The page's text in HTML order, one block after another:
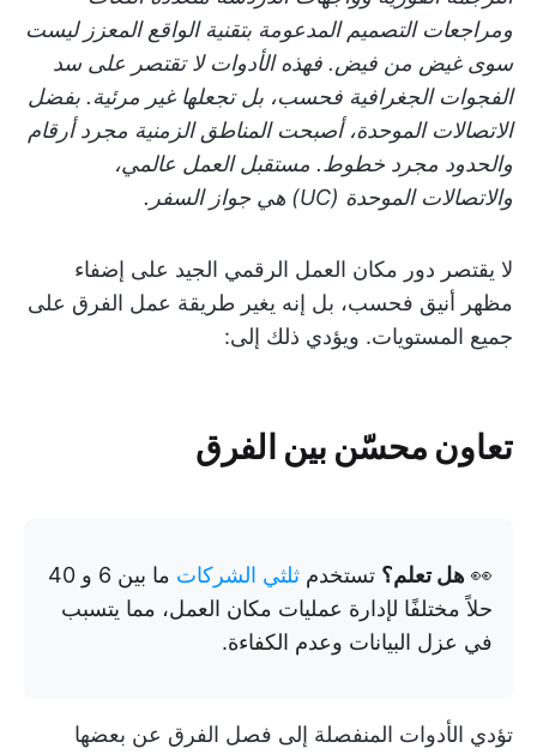
ومراجعات التصميم المدعومة بتقنية الواقع المعزز ليست
سوى غيض من فيض. فهذه الأدوات لا تقتصر على سد
الفجوات الجغرافية فحسب، بل تجعلها غير مرئية. بفضل
الاتصالات الموحدة، أصبحت المناطق الزمنية مجرد أرقام
والحدود مجرد خطوط. مستقبل العمل عالمي،
والاتصالات الموحدة (UC) هي جواز السفر.
لا يقتصر دور مكان العمل الرقمي الجيد على إضفاء
مظهر أنيق فحسب، بل إنه يغير طريقة عمل الفرق على
جميع المستويات. ويؤدي ذلك إلى:
تعاون محسّن بين الفرق
👀 هل تعلم؟ تستخدم ثلثي الشركات
ما بين 6 و 40
حلاً مختلفًا لإدارة عمليات مكان العمل، مما يتسبب
في عزل البيانات وعدم الكفاءة.
تؤدي الأدوات المنفصلة إلى فصل الفرق عن بعضها